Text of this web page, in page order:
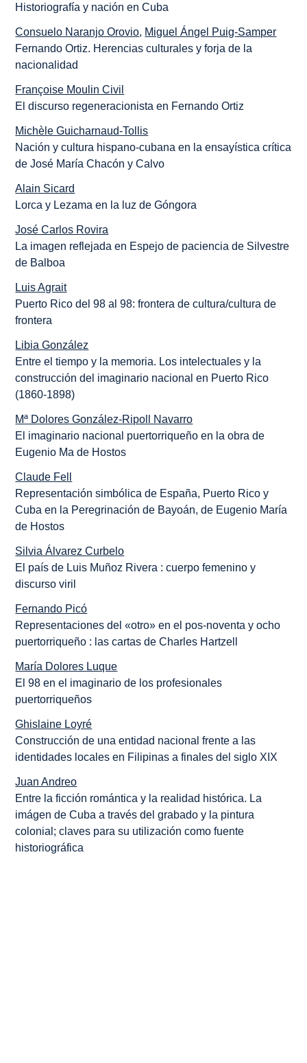
Historiografía y nación en Cuba
Consuelo Naranjo Orovio, Miguel Ángel Puig-Samper
Fernando Ortiz. Herencias culturales y forja de la
nacionalidad
Françoise Moulin Civil
El discurso regeneracionista en Fernando Ortiz
Michèle Guicharnaud-Tollis
Nación y cultura hispano-cubana en la ensayística crítica
de José María Chacón y Calvo
Alain Sicard
Lorca y Lezama en la luz de Góngora
José Carlos Rovira
La imagen reflejada en Espejo de paciencia de Silvestre
de Balboa
Luis Agrait
Puerto Rico del 98 al 98: frontera de cultura/cultura de
frontera
Libia González
Entre el tiempo y la memoria. Los intelectuales y la
construcción del imaginario nacional en Puerto Rico
(1860-1898)
Mª Dolores González-Ripoll Navarro
El imaginario nacional puertorriqueño en la obra de
Eugenio Ma de Hostos
Claude Fell
Representación simbólica de España, Puerto Rico y
Cuba en la Peregrinación de Bayoán, de Eugenio María
de Hostos
Silvia Álvarez Curbelo
El país de Luis Muñoz Rivera : cuerpo femenino y
discurso viril
Fernando Picó
Representaciones del «otro» en el pos-noventa y ocho
puertorriqueño : las cartas de Charles Hartzell
María Dolores Luque
El 98 en el imaginario de los profesionales
puertorriqueños
Ghislaine Loyré
Construcción de una entidad nacional frente a las
identidades locales en Filipinas a finales del siglo XIX
Juan Andreo
Entre la ficción romántica y la realidad histórica. La
imágen de Cuba a través del grabado y la pintura
colonial; claves para su utilización como fuente
historiográfica